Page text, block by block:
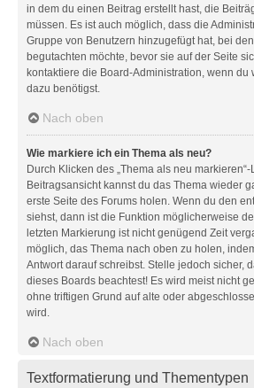
in dem du einen Beitrag erstellt hast, die
müssen. Es ist auch möglich, dass die
Gruppe von Benutzern hinzugefügt hat, bei
begutachten möchte, bevor sie auf der Seite
kontaktiere die Board-Administration, wenn du
dazu benötigst.
Nach oben
Wie markiere ich ein Thema als neu?
Durch Klicken des „Thema als neu
Beitragsansicht kannst du das Thema wieder
erste Seite des Forums holen. Wenn du den
siehst, dann ist die Funktion möglicherweise
letzten Markierung ist nicht genügend Zeit
möglich, das Thema nach oben zu holen,
Antwort darauf schreibst. Stelle jedoch sicher,
dieses Boards beachtest! Es wird meist nicht
ohne triftigen Grund auf alte oder
wird.
Nach oben
Textformatierung und Thementypen